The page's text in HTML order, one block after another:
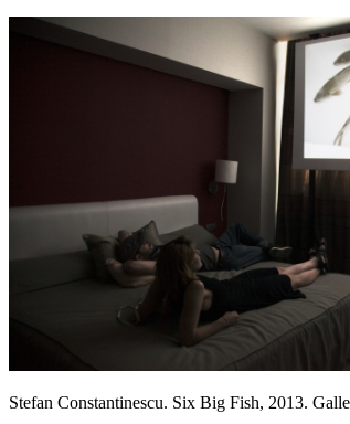
Stefan Constantinescu. Six Big Fish, 2013.